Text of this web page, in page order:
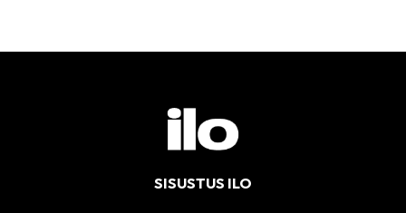
SISUSTUS ILO